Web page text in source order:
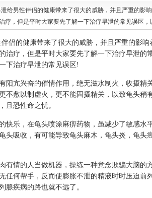
男性伴侣的健康带来了很大的威胁，并且严重的影
疗，但是平时大家要先了解一下治疗早泄的常见误区
的健康带来了很大的威胁，并且严重的影响
治疗，但是平时大家要先了解一下治疗早泄的
下治疗早泄的常见误区!
亢兴奋的催情作用，绝无滋水制火，收摄精
不敷以制虚火，更不能固摄精关，以致龟头稍
且恐性命之忧。
乐，在龟头喷涂麻痹药物，虽减少了敏感水
头吸收，有可能导致龟头麻木，龟头炎，龟头
情的人当做机器，操练一种意念欺骗大脑的
任何帮手，反而使膨胀不泄的精液时时压迫前
腺疾病的路也就不远了。